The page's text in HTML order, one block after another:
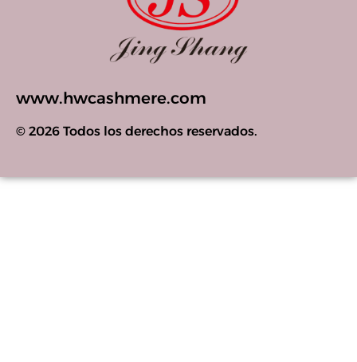
www.hwcashmere.com
© 2026 Todos los derechos reservados.